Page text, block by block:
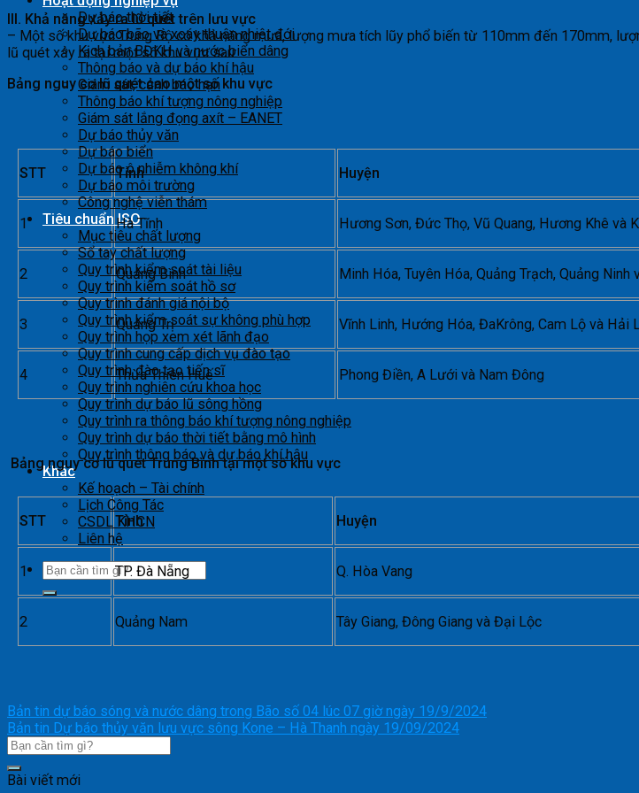
Dự báo thời tiết
Dự báo bão và xoáy thuận nhiệt đới
Kịch bản BĐKH và nước biển dâng
Thông báo và dự báo khí hậu
Giám sát, cảnh báo hạn
Thông báo khí tượng nông nghiệp
Giám sát lắng đọng axít – EANET
Dự báo thủy văn
Dự báo biển
Dự báo ô nhiễm không khí
Dự báo môi trường
Công nghệ viễn thám
Tiêu chuẩn ISO
Mục tiêu chất lượng
Sổ tay chất lượng
Quy trình kiểm soát tài liệu
Quy trình kiểm soát hồ sơ
Quy trình đánh giá nội bộ
Quy trình kiểm soát sự không phù hợp
Quy trình họp xem xét lãnh đạo
Quy trình cung cấp dịch vụ đào tạo
Quy trình đào tạo tiến sĩ
Quy trình nghiên cứu khoa học
Quy trình dự báo lũ sông hồng
Quy trình ra thông báo khí tượng nông nghiệp
Quy trình dự báo thời tiết bằng mô hình
Quy trình thông báo và dự báo khí hậu
Khác
Kế hoạch – Tài chính
Lịch Công Tác
CSDL KHCN
Liên hệ
III. Khả năng xảy ra lũ quét trên lưu vực
– Một số khu vực Trung Bộ có khả năng mưa, lượng mưa tích lũy phổ biến từ 110mm đến 170mm,
lũ quét xảy ra tại một số khu vực sau:
Bảng nguy cơ lũ quét cao một số khu vực
STT Tỉnh Huyện
1 Hà Tĩnh Hương Sơn, Đức Thọ, Vũ Quang, Hương Khê và
2 Quảng Bình Minh Hóa, Tuyên Hóa, Quảng Trạch, Quảng Ninh
3 Quảng Trị Vĩnh Linh, Hướng Hóa, ĐaKrông, Cam Lộ và Hải
4 Thừa Thiên Huế Phong Điền, A Lưới và Nam Đông
Bảng nguy cơ lũ quét Trung Bình tại một số khu vực
STT Tỉnh Huyện
1 TP. Đà Nẵng Q. Hòa Vang
2 Quảng Nam Tây Giang, Đông Giang và Đại Lộc
Bản tin dự báo sóng và nước dâng trong Bão số 04 lúc 07 giờ ngày 19/9/2024
Bản tin Dự báo thủy văn lưu vực sông Kone – Hà Thanh ngày 19/09/2024
Bài viết mới